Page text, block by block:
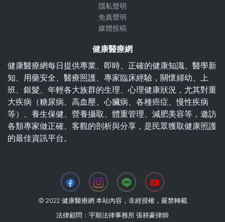
隱私聲明
免責聲明
媒體投稿
健康醫療網
健康醫療網每日提供專業、即時、正確的健康知識、醫學新
知、用藥安全、醫療照護、專家臨床經驗，關懷婦幼、上
班、銀髮、年輕各大族群的生理、心理健康狀況，尤其對重
大疾病（糖尿病、高血壓、心臟病、各種癌症、慢性疾病
等）、養生保健、營養攝取、體重管理、減肥美容等，邀訪
各類專家做正確、客觀的剖析與分享，是民眾獲取健康照護
的最佳資訊平台。
© 2022 健康醫療網 本站內容，非經授權，嚴禁轉載
法律顧問：宇順法律事務所 張耕豪律師